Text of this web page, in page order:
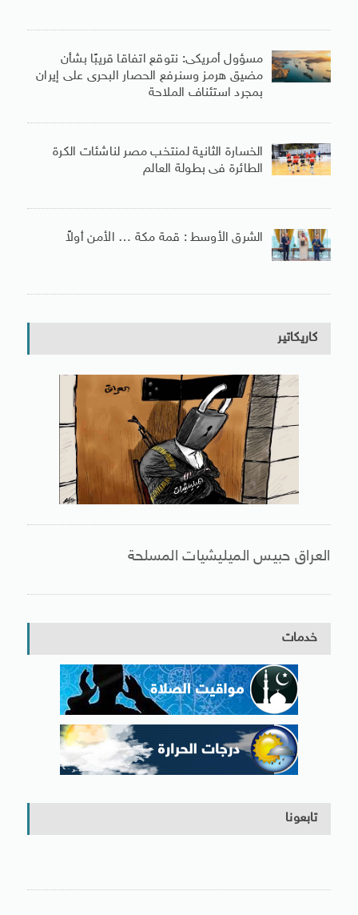
مسؤول أمريكى: نتوقع اتفاقا قريبًا بشأن
مضيق هرمز وسنرفع الحصار البحرى على إيران
بمجرد استئناف الملاحة
الخسارة الثانية لمنتخب مصر لناشئات الكرة
الطائرة فى بطولة العالم
الشرق الأوسط : قمة مكة … الأمن أولاً
كاريكاتير
العراق حبيس الميليشيات المسلحة
خدمات
تابعونا